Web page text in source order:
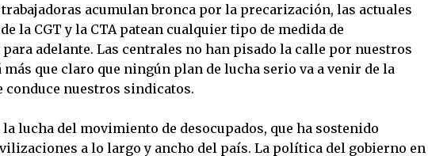
acumulan bronca por la precarización, las actuales
la CGT y la CTA patean cualquier tipo de medida de
adelante. Las centrales no han pisado la calle por nuestros
más que claro que ningún plan de lucha serio va a venir de la
conduce nuestros sindicatos.
la lucha del movimiento de desocupados, que ha sostenido
a lo largo y ancho del país. La política del gobierno en